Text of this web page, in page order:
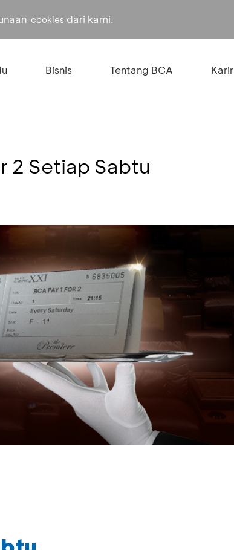
cookies dari kami.
Bisnis Tentang BCA Karir
2 Setiap Sabtu